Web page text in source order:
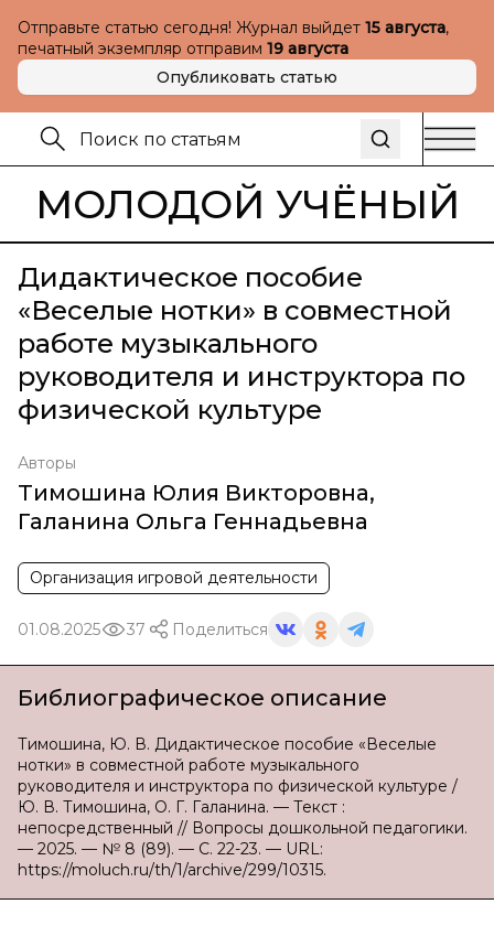
Отправьте статью сегодня! Журнал выйдет 15 августа,
печатный экземпляр отправим 19 августа
Опубликовать статью
МОЛОДОЙ УЧЁНЫЙ
Дидактическое пособие
«Веселые нотки» в совместной
работе музыкального
руководителя и инструктора по
физической культуре
Авторы
Тимошина Юлия Викторовна,
Галанина Ольга Геннадьевна
Организация игровой деятельности
01.08.2025 37 Поделиться
Библиографическое описание
Тимошина, Ю. В. Дидактическое пособие «Веселые
нотки» в совместной работе музыкального
руководителя и инструктора по физической культуре /
Ю. В. Тимошина, О. Г. Галанина. — Текст :
непосредственный // Вопросы дошкольной педагогики.
— 2025. — № 8 (89). — С. 22-23. — URL:
https://moluch.ru/th/1/archive/299/10315.